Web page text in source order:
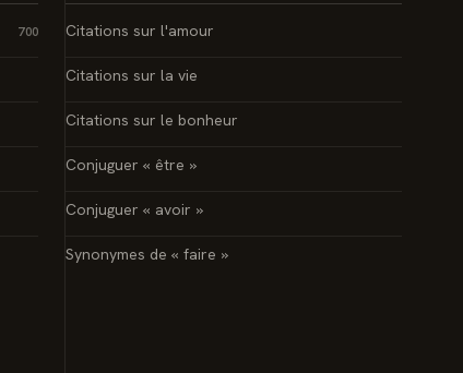
700 Citations sur l'amour
Citations sur la vie
Citations sur le bonheur
Conjuguer « être »
Conjuguer « avoir »
Synonymes de « faire »